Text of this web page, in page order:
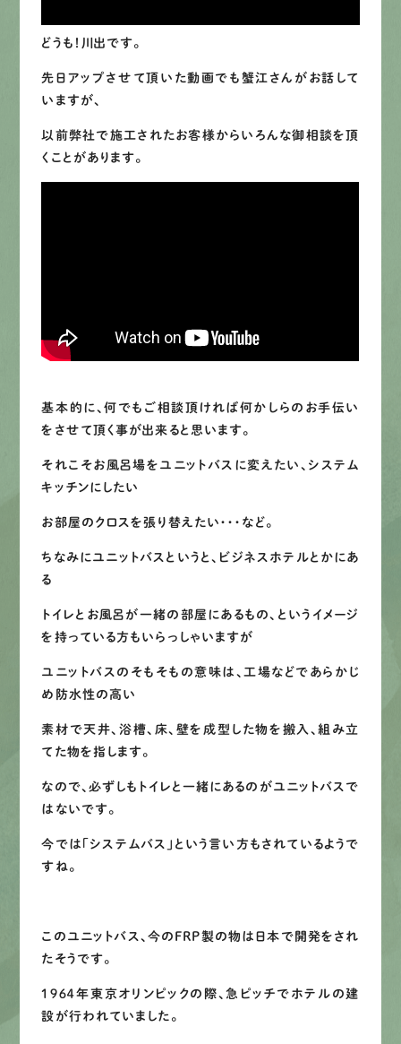
0120-44-2605
営業時間 8:00−18:00 ｜
Web
どうも！川出です。
先日アップさせて頂いた動画でも蟹江さんがお話して
いますが、
以前弊社で施工されたお客様からいろんな御相談を頂
くことがあります。
基本的に、何でもご相談頂ければ何かしらのお手伝い
をさせて頂く事が出来ると思います。
それこそお風呂場をユニットバスに変えたい、システム
キッチンにしたい
お部屋のクロスを張り替えたい・・・など。
ちなみにユニットバスというと、ビジネスホテルとかにあ
る
トイレとお風呂が一緒の部屋にあるもの、というイメージ
を持っている方もいらっしゃいますが
ユニットバスのそもそもの意味は、工場などであらかじ
め防水性の高い
素材で天井、浴槽、床、壁を成型した物を搬入、組み立
てた物を指します。
なので、必ずしもトイレと一緒にあるのがユニットバスで
はないです。
今では「システムバス」という言い方もされているようで
すね。
このユニットバス、今のFRP製の物は日本で開発をされ
たそうです。
１９６４年東京オリンピックの際、急ピッチでホテルの建
設が行われていました。